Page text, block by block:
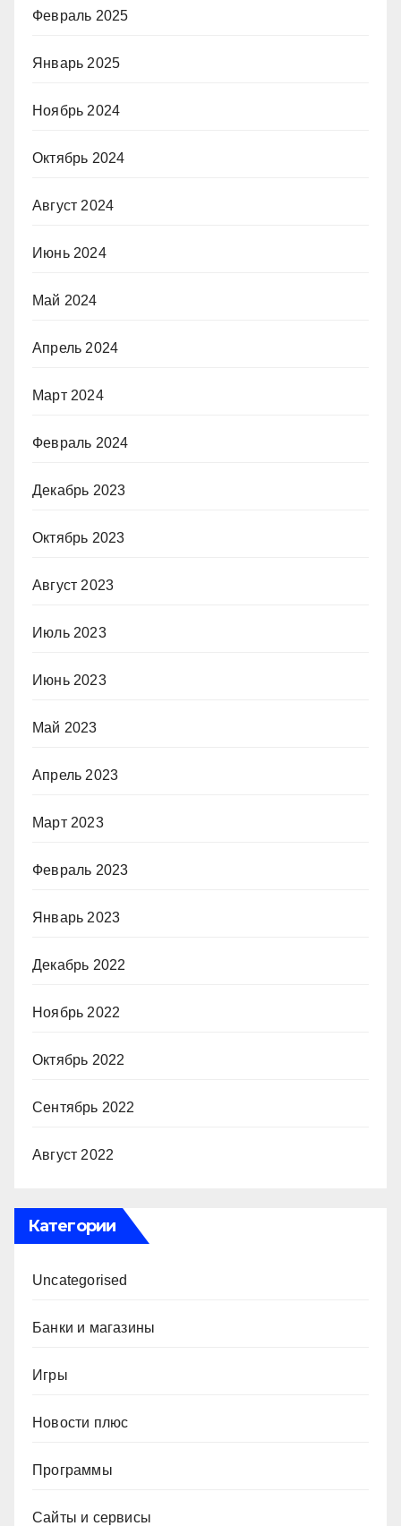
Февраль 2025
Январь 2025
Ноябрь 2024
Октябрь 2024
Август 2024
Июнь 2024
Май 2024
Апрель 2024
Март 2024
Февраль 2024
Декабрь 2023
Октябрь 2023
Август 2023
Июль 2023
Июнь 2023
Май 2023
Апрель 2023
Март 2023
Февраль 2023
Январь 2023
Декабрь 2022
Ноябрь 2022
Октябрь 2022
Сентябрь 2022
Август 2022
Категории
Uncategorised
Банки и магазины
Игры
Новости плюс
Программы
Сайты и сервисы